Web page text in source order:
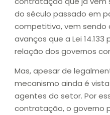
do século passado em
competitivo, vem sendo
avanços que a Lei
relação dos governos
Mas, apesar de
mecanismo ainda é
agentes do setor. Por
contratação, o governo